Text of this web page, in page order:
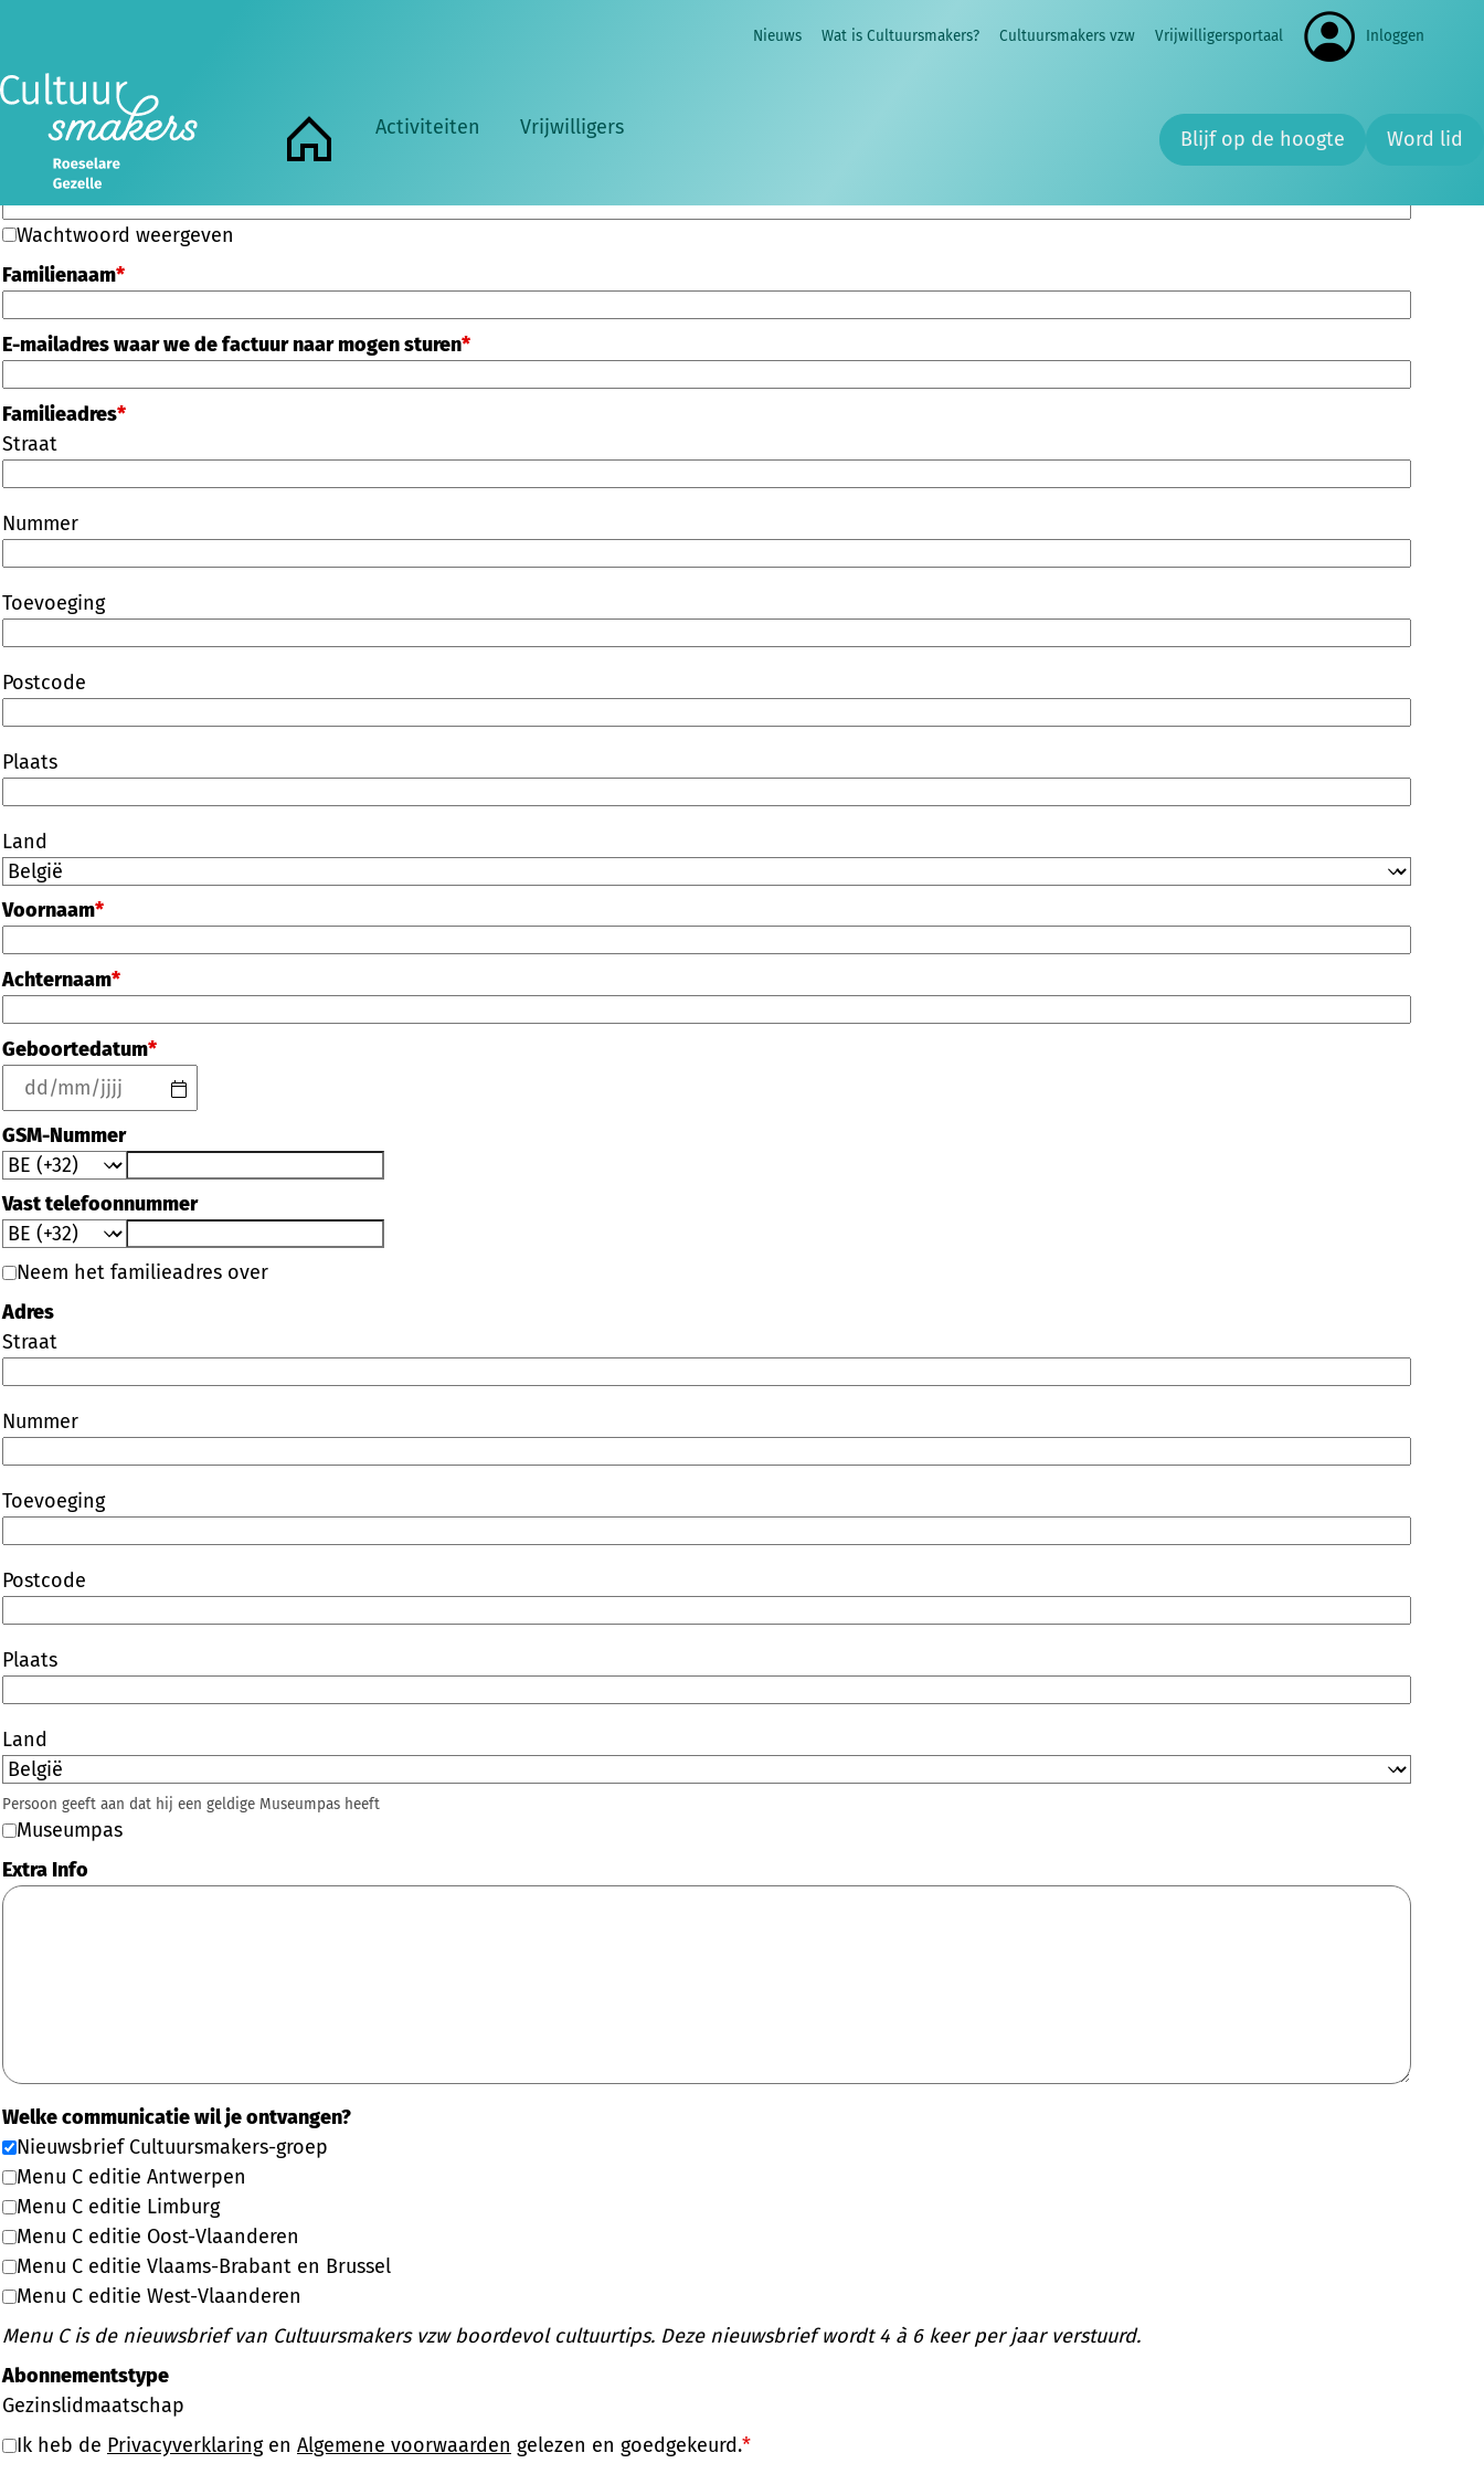
Home
Activiteiten Vrijwilligers Blijf op de hoogte Word lid
Nieuws Wat is Cultuursmakers? Cultuursmakers vzw Vrijwilligersportaal Inloggen
Wachtwoord *
Alleen wachtwoorden die minimaal "Sterk" zijn, worden geaccepteerd
Voer het wachtwoord hieronder nogmaals in om het wachtwoord te bevestigen.
Wachtwoord weergeven
Familienaam*
E-mailadres waar we de factuur naar mogen sturen*
Familieadres*
Straat
Nummer
Toevoeging
Postcode
Plaats
Land
Voornaam*
Achternaam*
Geboortedatum*
GSM-Nummer
Vast telefoonnummer
Neem het familieadres over
Adres
Straat
Nummer
Toevoeging
Postcode
Plaats
Land
Persoon geeft aan dat hij een geldige Museumpas heeft
Museumpas
Extra Info
Welke communicatie wil je ontvangen?
Nieuwsbrief Cultuursmakers-groep
Menu C editie Antwerpen
Menu C editie Limburg
Menu C editie Oost-Vlaanderen
Menu C editie Vlaams-Brabant en Brussel
Menu C editie West-Vlaanderen
Menu C is de nieuwsbrief van Cultuursmakers vzw boordevol cultuurtips. Deze nieuwsbrief wordt 4 à 6 keer per jaar verstuurd.
Abonnementstype
Gezinslidmaatschap
Ik heb de Privacyverklaringen Algemene voorwaarden gelezen en goedgekeurd.*